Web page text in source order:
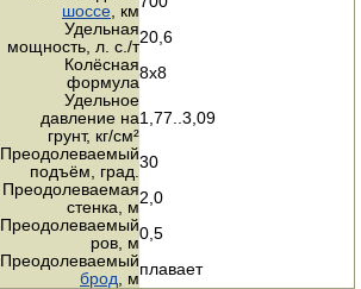
шоссе , км
Удельная
мощность, л. с./т20,6
Колёсная
формула8х8
Удельное
давление на
грунт, кг/см²
1,77..3,09
Преодолеваемый
подъём, град. 30
Преодолеваемая
стенка, м2,0
Преодолеваемый
ров, м0,5
Преодолеваемый
брод , мплавает